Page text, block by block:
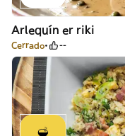
Arlequín er riki
Cerrado --